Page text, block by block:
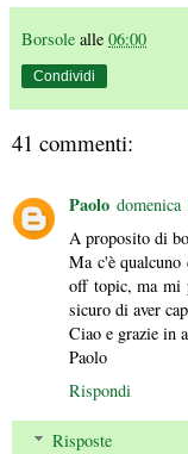
Borsole alle 06:00
Condividi
41 commenti:
Paolo domenica
A proposito di
Ma c'è qualcuno
off topic, ma mi
sicuro di aver
Ciao e grazie in
Paolo
Rispondi
Risposte